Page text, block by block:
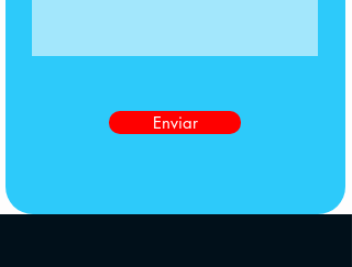
Enviar